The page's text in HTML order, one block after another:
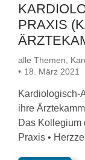
PRAXIS
alle Themen
18. März 2021
Kardiologisch-
ihre
Das Kollegium
Praxis •